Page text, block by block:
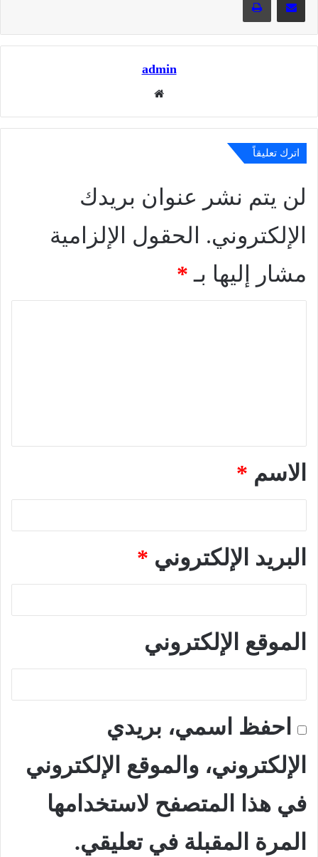
admin
اترك تعليقاً
لن يتم نشر عنوان بريدك
الإلكتروني.
الحقول الإلزامية
مشار إليها بـ *
ق
*الاسم *
البريد الإلكتروني *
الموقع الإلكتروني
احفظ اسمي، بريدي
الإلكتروني، والموقع الإلكتروني
في هذا المتصفح لاستخدامها
المرة المقبلة في تعليقي.